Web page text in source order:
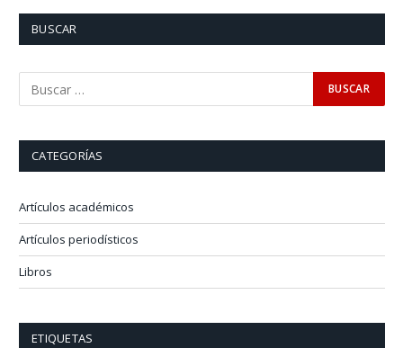
BUSCAR
CATEGORÍAS
Artículos académicos
Artículos periodísticos
Libros
ETIQUETAS